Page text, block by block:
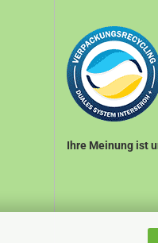
Ihre Meinung ist